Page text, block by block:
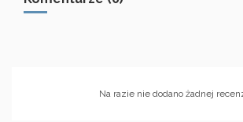
Na razie nie dodano żadnej